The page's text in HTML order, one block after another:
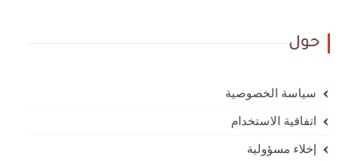
حول
سياسة الخصوصية
اتفاقية الاستخدام
إخلاء مسؤولية